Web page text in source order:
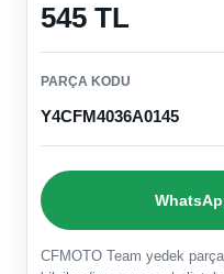
545 TL
PARÇA KODU
Y4CFM4036A0145
CFMOTO Team yedek